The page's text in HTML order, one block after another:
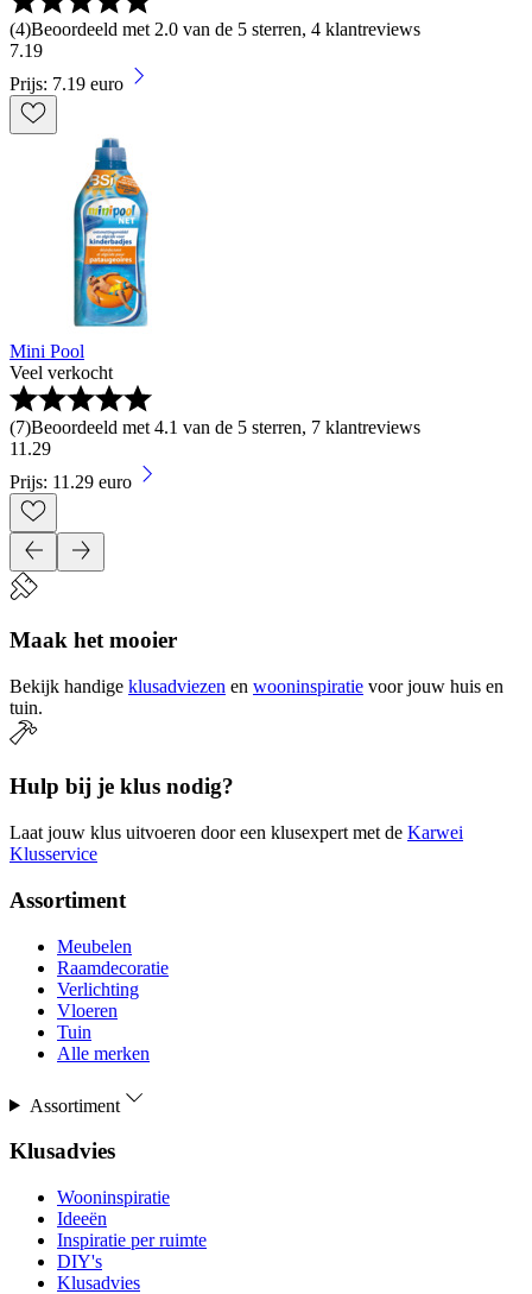
(4)Beoordeeld met 2.0 van de 5 sterren, 4 klantreviews
7.19
Prijs: 7.19 euro
Mini Pool
Veel verkocht
(7)Beoordeeld met 4.1 van de 5 sterren, 7 klantreviews
11 .29
Prijs: 11.29 euro
Maak het mooier
Bekijk handige klusadviezen en wooninspiratie voor jouw huis en
tuin.
Hulp bij je klus nodig?
Laat jouw klus uitvoeren door een klusexpert met de Karwei
Klusservice
Assortiment
Meubelen
Raamdecoratie
Verlichting
Vloeren
Tuin
Alle merken
Assortiment
Klusadvies
Wooninspiratie
Ideeën
Inspiratie per ruimte
DIY's
Klusadvies